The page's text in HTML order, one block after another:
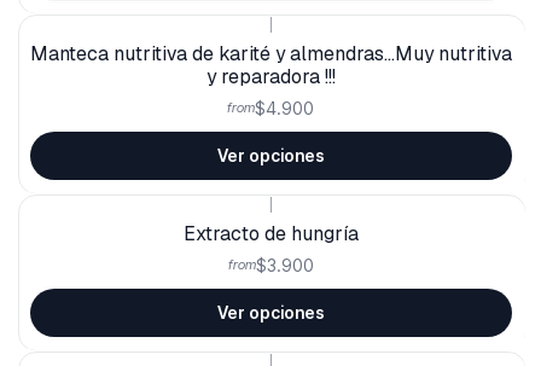
Manteca nutritiva de karité y almendras...Muy nutritiva
y reparadora !!!
from$4.900
Ver opciones
Extracto de hungría
from$3.900
Ver opciones